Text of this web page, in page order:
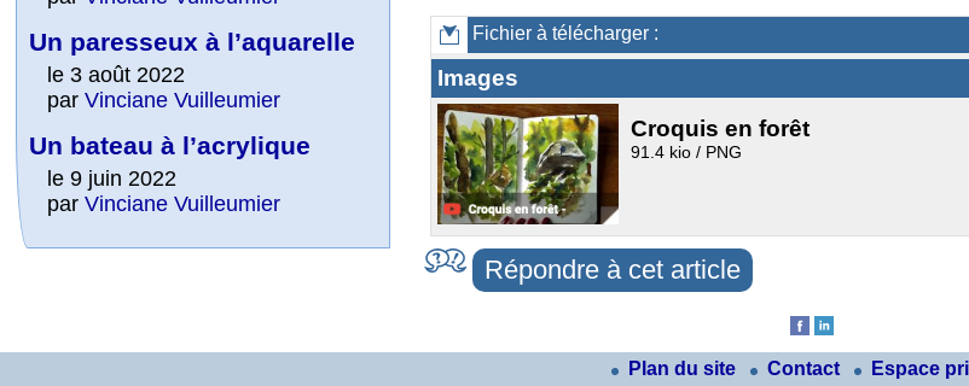
Fichier à télécharger :
Images
Croquis en forêt
91.4 kio / PNG
Répondre à cet article
Un paresseux à l’aquarelle
le 3 août 2022
parVinciane Vuilleumier
Un bateau à l’acrylique
le 9 juin 2022
parVinciane Vuilleumier
Plan du site Contact Espace